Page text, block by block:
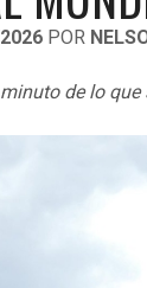
POR
de lo